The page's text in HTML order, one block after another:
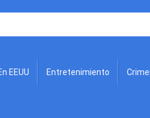
EEUU Entretenimiento